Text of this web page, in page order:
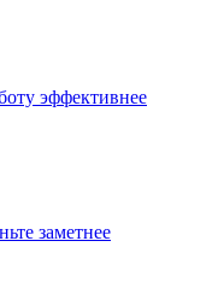
эффективнее
заметнее